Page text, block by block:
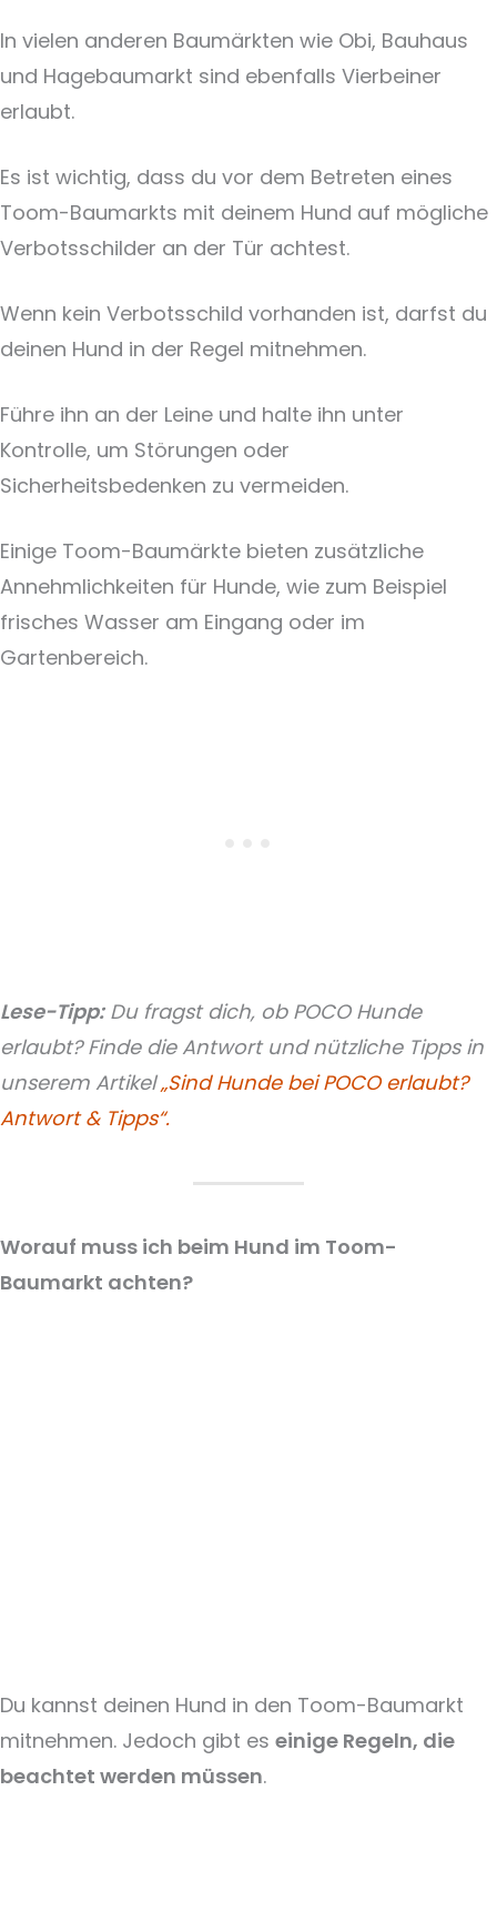
In vielen anderen Baumärkten wie Obi, Bauhaus
und Hagebaumarkt sind ebenfalls Vierbeiner
erlaubt.
Es ist wichtig, dass du vor dem Betreten eines
Toom-Baumarkts mit deinem Hund auf mögliche
Verbotsschilder an der Tür achtest.
Wenn kein Verbotsschild vorhanden ist, darfst du
deinen Hund in der Regel mitnehmen.
Führe ihn an der Leine und halte ihn unter
Kontrolle, um Störungen oder
Sicherheitsbedenken zu vermeiden.
Einige Toom-Baumärkte bieten zusätzliche
Annehmlichkeiten für Hunde, wie zum Beispiel
frisches Wasser am Eingang oder im
Gartenbereich.
Lese-Tipp:Du fragst dich, ob POCO Hunde
erlaubt? Finde die Antwort und nützliche Tipps in
unserem Artikel„Sind Hunde bei POCO erlaubt?
Antwort & Tipps“.
Worauf muss ich beim Hund im Toom-
Baumarkt achten?
Du kannst deinen Hund in den Toom-Baumarkt
mitnehmen. Jedoch gibt es einige Regeln, die
beachtet werden müssen.